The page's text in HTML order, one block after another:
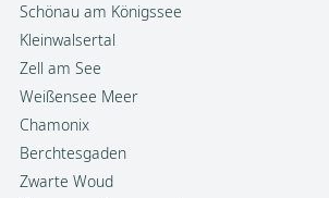
Schönau am Königssee
Kleinwalsertal
Zell am See
Weißensee Meer
Chamonix
Berchtesgaden
Zwarte Woud